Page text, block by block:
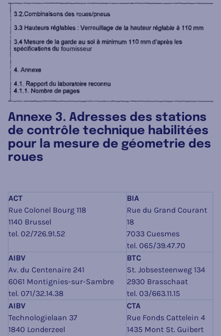
Annexe 3. Adresses des stations
de contrôle technique habilitées
pour la mesure de géometrie des
roues
ACT
Rue Colonel Bourg 118
1140 Brussel
tel. 02/726.91.52
BIA
Rue du Grand Courant
18
7033 Cuesmes
tel. 065/39.47.70
AIBV
Av. du Centenaire 241
6061 Montignies-sur-Sambre
tel. 071/32.14.38
BTC
St. Jobsesteenweg 134
2930 Brasschaat
tel. 03/663.11.15
AIBV
Technologielaan 37
1840 Londerzeel
CTA
Rue Fonds Cattelein 4
1435 Mont St. Guibert